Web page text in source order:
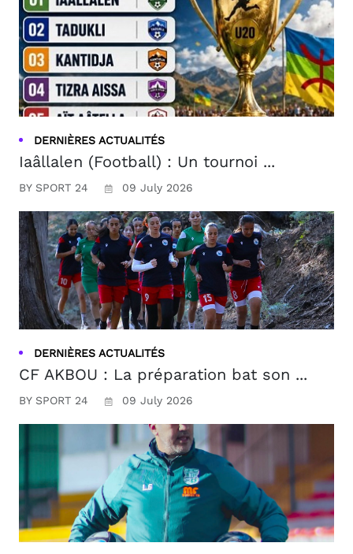
DERNIÈRES ACTUALITÉS
Iaâllalen (Football) : Un tournoi ...
BY SPORT 24 09 July 2026
DERNIÈRES ACTUALITÉS
CF AKBOU : La préparation bat son ...
BY SPORT 24 09 July 2026